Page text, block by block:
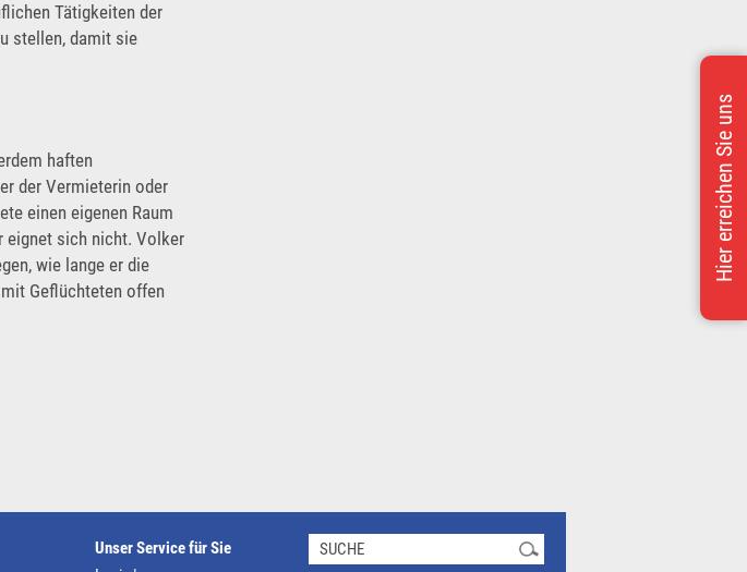
Tätigkeiten der
stellen, damit sie
haften
der Vermieterin oder
einen eigenen Raum
eignet sich nicht. Volker
wie lange er die
Geflüchteten offen
Unser Service für Sie
Hier erreichen Sie uns